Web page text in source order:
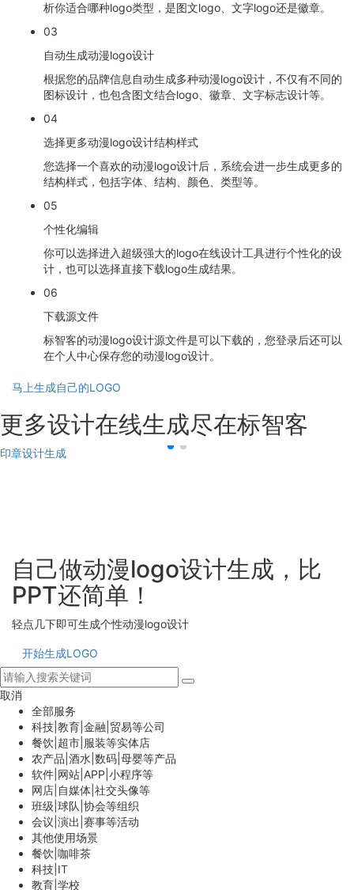
析你适合哪种logo类型，是图文logo、文字logo还是徽章。
03
自动生成动漫logo设计
根据您的品牌信息自动生成多种动漫logo设计，不仅有不同的
图标设计，也包含图文结合logo、徽章、文字标志设计等。
04
选择更多动漫logo设计结构样式
您选择一个喜欢的动漫logo设计后，系统会进一步生成更多的
结构样式，包括字体、结构、颜色、类型等。
05
个性化编辑
你可以选择进入超级强大的logo在线设计工具进行个性化的设
计，也可以选择直接下载logo生成结果。
06
下载源文件
标智客的动漫logo设计源文件是可以下载的，您登录后还可以
在个人中心保存您的动漫logo设计。
马上生成自己的LOGO
更多设计在线生成尽在标智客
印章设计生成
自己做动漫logo设计生成，比
PPT还简单！
轻点几下即可生成个性动漫logo设计
开始生成LOGO
取消
全部服务
科技|教育|金融|贸易等公司
餐饮|超市|服装等实体店
农产品|酒水|数码|母婴等产品
软件|网站|APP|小程序等
网店|自媒体|社交头像等
班级|球队|协会等组织
会议|演出|赛事等活动
其他使用场景
餐饮|咖啡茶
科技|IT
教育|学校